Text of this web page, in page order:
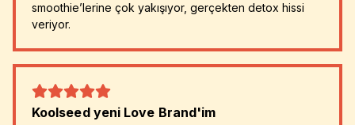
smoothie’lerine çok yakışıyor, gerçekten detox hissi
veriyor.
Koolseed yeni Love Brand'im